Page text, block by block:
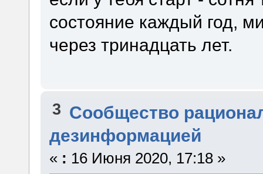
состояние каждый год,
через тринадцать лет.
3 Сообщество
дезинформацией
« : 16 Июня 2020, 17:18 »